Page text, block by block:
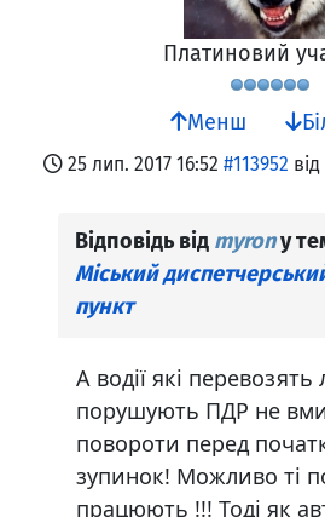
Платиновий
Менш
25 лип. 2017 16:52 #113952 від
Відповідь від myronу
Міський
пункт
А водії які
порушують ПДР не
повороти перед
зупинок! Можливо ті
працюють !!! Тоді як